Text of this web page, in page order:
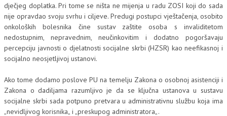
dječjeg doplatka. Pri tome se ništa ne mijenja u radu ZOSI koji do sada
nije opravdao svoju svrhu i ciljeve. Predugi postupci vještačenja, osobito
onkoloških bolesnika čine sustav zaštite osoba s invaliditetom
nedostupnim, nepravednim, neučinkovitim i dodatno pogoršavaju
percepciju javnosti o djelatnosti socijalne skrbi (HZSR) kao neefikasnoj i
socijalno neosjetljivoj ustanovi.
Ako tome dodamo poslove PU na temelju Zakona o osobnoj asistenciji i
Zakona o dadiljama razumljivo je da se ključna ustanova u sustavu
socijalne skrbi sada potpuno pretvara u administrativnu službu koja ima
„nevidljivog korisnika„ i „preskupog administratora„.